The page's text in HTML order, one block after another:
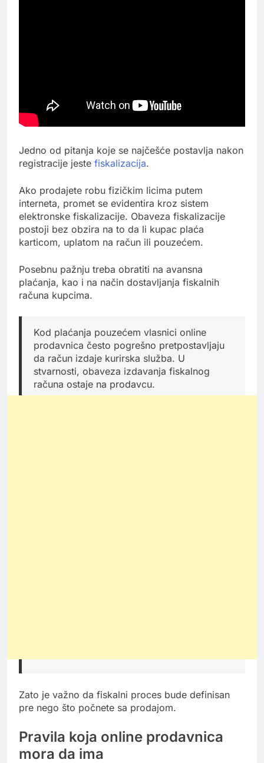
Jedno od pitanja koje se najčešće postavlja nakon
registracije jeste fiskalizacija.
Ako prodajete robu fizičkim licima putem
interneta, promet se evidentira kroz sistem
elektronske fiskalizacije. Obaveza fiskalizacije
postoji bez obzira na to da li kupac plaća
karticom, uplatom na račun ili pouzećem.
Posebnu pažnju treba obratiti na avansna
plaćanja, kao i na način dostavljanja fiskalnih
računa kupcima.
Kod plaćanja pouzećem vlasnici online
prodavnica često pogrešno pretpostavljaju
da račun izdaje kurirska služba. U
stvarnosti, obaveza izdavanja fiskalnog
računa ostaje na prodavcu.
Zato je važno da fiskalni proces bude definisan
pre nego što počnete sa prodajom.
Pravila koja online prodavnica
mora da ima